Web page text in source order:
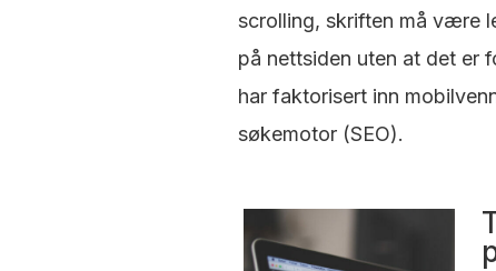
scrolling, skriften må være
på nettsiden uten at det er
har faktorisert inn
søkemotor (SEO).